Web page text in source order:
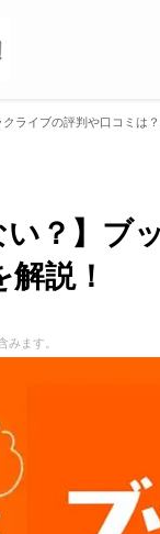
クライブの評判や口コミは
い？】
説！
ます。